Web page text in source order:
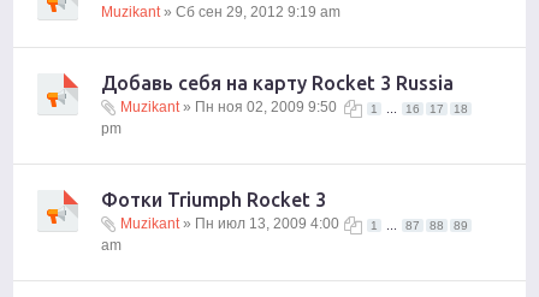
Muzikant» Сб сен 29, 2012 9:19 am
Добавь себя на карту Rocket 3 Russia
1 16 17 18
Muzikant» Пн ноя 02, 2009 9:50
pm
Фотки Triumph Rocket 3
1 87 88 89
Muzikant» Пн июл 13, 2009 4:00
am